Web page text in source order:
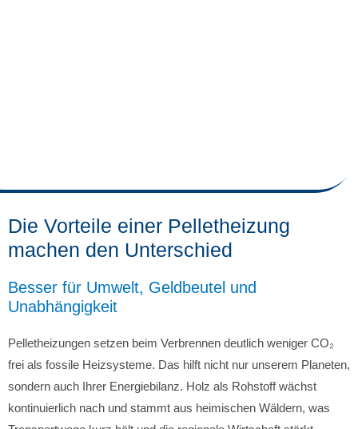
Die Vorteile einer Pelletheizung
machen den Unterschied
Besser für Umwelt, Geldbeutel und
Unabhängigkeit
Pelletheizungen setzen beim Verbrennen deutlich weniger CO₂
frei als fossile Heizsysteme. Das hilft nicht nur unserem Planeten,
sondern auch Ihrer Energiebilanz. Holz als Rohstoff wächst
kontinuierlich nach und stammt aus heimischen Wäldern, was